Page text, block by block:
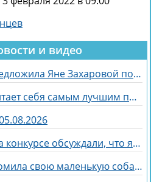
и видео
Настя Ромашова предложила Яне Захаровой пожить у неё в гардеробной
Элина Рахимова считает себя самым лучшим подарком на день рождения
Женя Дорожкина: На конкурсе обсуждали, что я злая и мстительная
Катя Скалон познакомила свою маленькую собаку Еву с большим другом Женей